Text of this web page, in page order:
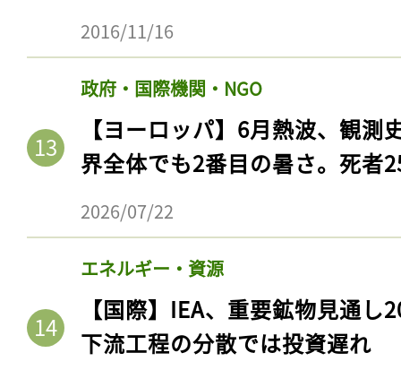
2016/11/16
政府・国際機関・NGO
【ヨーロッパ】6月熱波、観
界全体でも2番目の暑さ。死者
2026/07/22
エネルギー・資源
【国際】IEA、重要鉱物見通
下流工程の分散では投資遅れ
記事をお気に入りに
ログインが必
ログイン
会員登録